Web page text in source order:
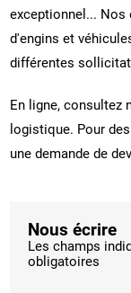
exceptionnel...
d'engins et
différentes
En ligne, consultez
logistique. Pour
une demande de
Nous écrire
Les champs
obligatoires